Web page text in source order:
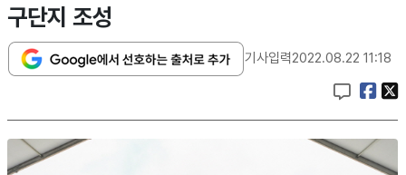
구단지 조성
기사입력2022.08.22 11:18